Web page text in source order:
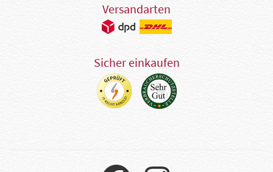
Versandarten
Sicher einkaufen